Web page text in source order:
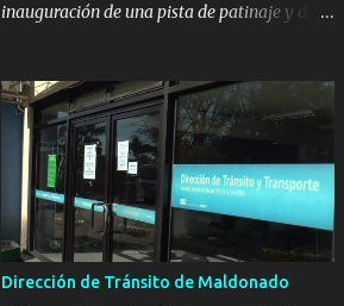
inauguración de una pista de patinaje y de
con el apoyo del Fondo + Local que es
impulsado por el Programa Uruguay
Integra, de la Dirección de Descentralización
e Inversión Pública de OPP, así como aportes
del Gobierno de Canelones y del Ministerio
de Transporte y Obras Públicas. La nueva
infraestructura deportiva consiste en una
Dirección de Tránsito de Maldonado